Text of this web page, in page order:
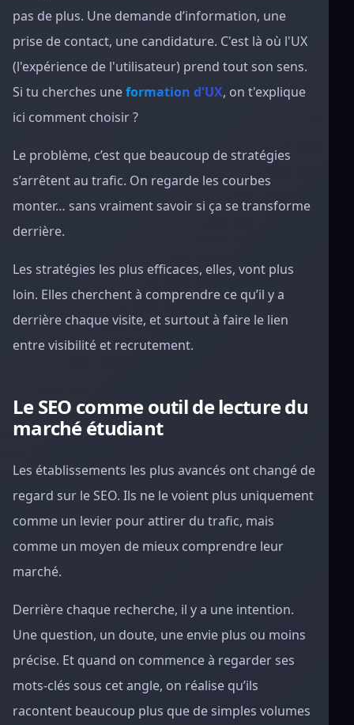
pas de plus. Une demande d’information, une
prise de contact, une candidature. C'est là où l'UX
(l'expérience de l'utilisateur) prend tout son sens.
Si tu cherches uneformation d'UX, on t'explique
ici comment choisir ?
Le problème, c’est que beaucoup de stratégies
s’arrêtent au trafic. On regarde les courbes
monter… sans vraiment savoir si ça se transforme
derrière.
Les stratégies les plus efficaces, elles, vont plus
loin. Elles cherchent à comprendre ce qu’il y a
derrière chaque visite, et surtout à faire le lien
entre visibilité et recrutement.
Le SEO comme outil de lecture du
marché étudiant
Les établissements les plus avancés ont changé de
regard sur le SEO. Ils ne le voient plus uniquement
comme un levier pour attirer du trafic, mais
comme un moyen de mieux comprendre leur
marché.
Derrière chaque recherche, il y a une intention.
Une question, un doute, une envie plus ou moins
précise. Et quand on commence à regarder ses
mots-clés sous cet angle, on réalise qu’ils
racontent beaucoup plus que de simples volumes